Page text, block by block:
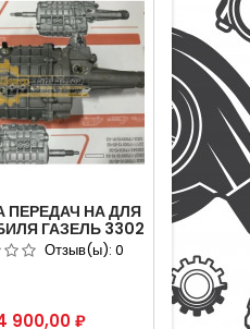
ПЕРЕДАЧ НА ДЛЯ
ГАЗЕЛЬ 3302
КРАЙСЛЕР
Отзыв(ы): 0
900,00 ₽
НОВОГО
НЕКСТ